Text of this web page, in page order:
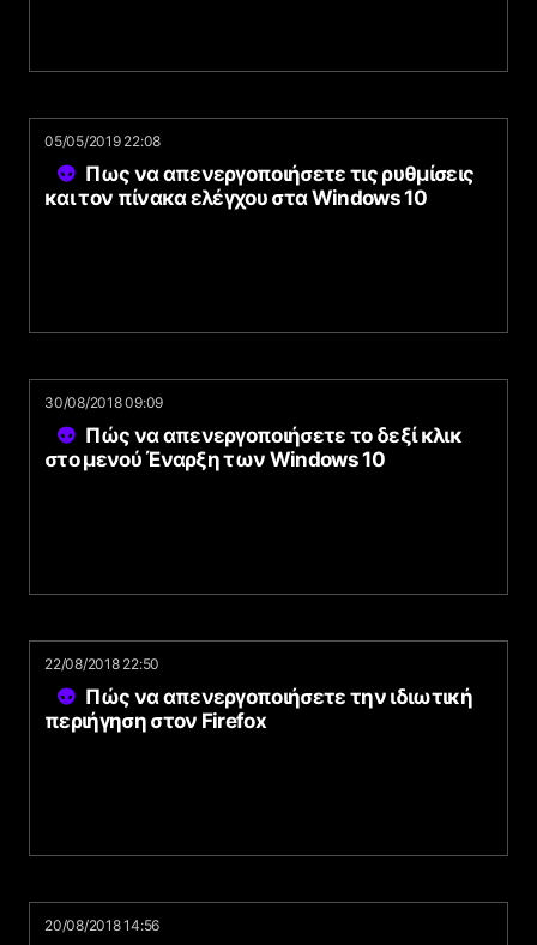
05/05/2019 22:08
Πως να απενεργοποιήσετε τις ρυθμίσεις
και τον πίνακα ελέγχου στα Windows 10
30/08/2018 09:09
Πώς να απενεργοποιήσετε το δεξί κλικ
στο μενού Έναρξη των Windows 10
22/08/2018 22:50
Πώς να απενεργοποιήσετε την ιδιωτική
περιήγηση στον Firefox
20/08/2018 14:56